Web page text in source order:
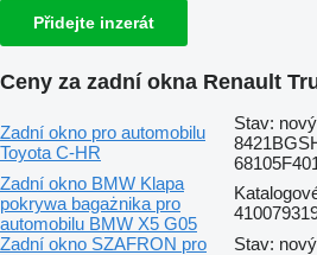
Přidejte inzerát
Ceny za zadní okna Renault
Zadní okno pro automobilu
Toyota C-HR
Stav:
Zadní okno BMW Klapa
pokrywa bagażnika pro
automobilu BMW X5 G05
Zadní okno SZAFRON pro
Stav: